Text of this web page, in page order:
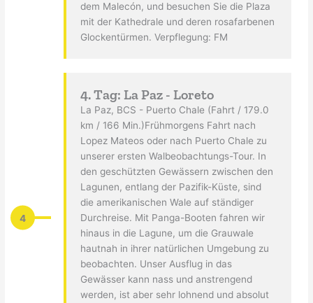
dem Malecón, und besuchen Sie die Plaza
mit der Kathedrale und deren rosafarbenen
Glockentürmen. Verpflegung: FM
4
4. Tag: La Paz - Loreto
La Paz, BCS - Puerto Chale (Fahrt / 179.0
km / 166 Min.)Frühmorgens Fahrt nach
Lopez Mateos oder nach Puerto Chale zu
unserer ersten Walbeobachtungs-Tour. In
den geschützten Gewässern zwischen den
Lagunen, entlang der Pazifik-Küste, sind
die amerikanischen Wale auf ständiger
Durchreise. Mit Panga-Booten fahren wir
hinaus in die Lagune, um die Grauwale
hautnah in ihrer natürlichen Umgebung zu
beobachten. Unser Ausflug in das
Gewässer kann nass und anstrengend
werden, ist aber sehr lohnend und absolut